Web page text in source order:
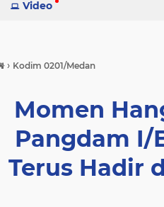
Video
› Kodim 0201/Medan
Momen
Pangdam I/
Terus Hadir